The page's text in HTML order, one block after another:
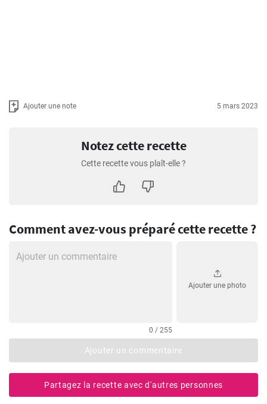
Ajouter une note 5 mars 2023
Notez cette recette
Cette recette vous plaît-elle ?
Comment avez-vous préparé cette recette ?
0 / 255
Ajouter une photo
Ajouter un commentaire
Partagez la recette avec d'autres personnes